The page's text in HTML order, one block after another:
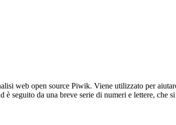
web open source Piwik. Viene utilizzato per
seguito da una breve serie di numeri e lettere,